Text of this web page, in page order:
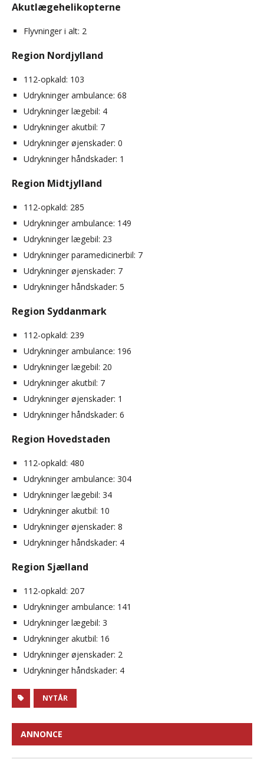
Akutlægehelikopterne
Flyvninger i alt: 2
Region Nordjylland
112-opkald: 103
Udrykninger ambulance: 68
Udrykninger lægebil: 4
Udrykninger akutbil: 7
Udrykninger øjenskader: 0
Udrykninger håndskader: 1
Region Midtjylland
112-opkald: 285
Udrykninger ambulance: 149
Udrykninger lægebil: 23
Udrykninger paramedicinerbil: 7
Udrykninger øjenskader: 7
Udrykninger håndskader: 5
Region Syddanmark
112-opkald: 239
Udrykninger ambulance: 196
Udrykninger lægebil: 20
Udrykninger akutbil: 7
Udrykninger øjenskader: 1
Udrykninger håndskader: 6
Region Hovedstaden
112-opkald: 480
Udrykninger ambulance: 304
Udrykninger lægebil: 34
Udrykninger akutbil: 10
Udrykninger øjenskader: 8
Udrykninger håndskader: 4
Region Sjælland
112-opkald: 207
Udrykninger ambulance: 141
Udrykninger lægebil: 3
Udrykninger akutbil: 16
Udrykninger øjenskader: 2
Udrykninger håndskader: 4
NYTÅR
ANNONCE